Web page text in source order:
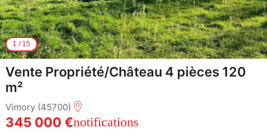
1 / 15
Vente Propriété/Château 4 pièces 120
m²
Vimory (45700)
345 000 €notifications